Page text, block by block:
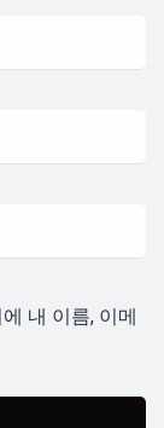
내 이름, 이메